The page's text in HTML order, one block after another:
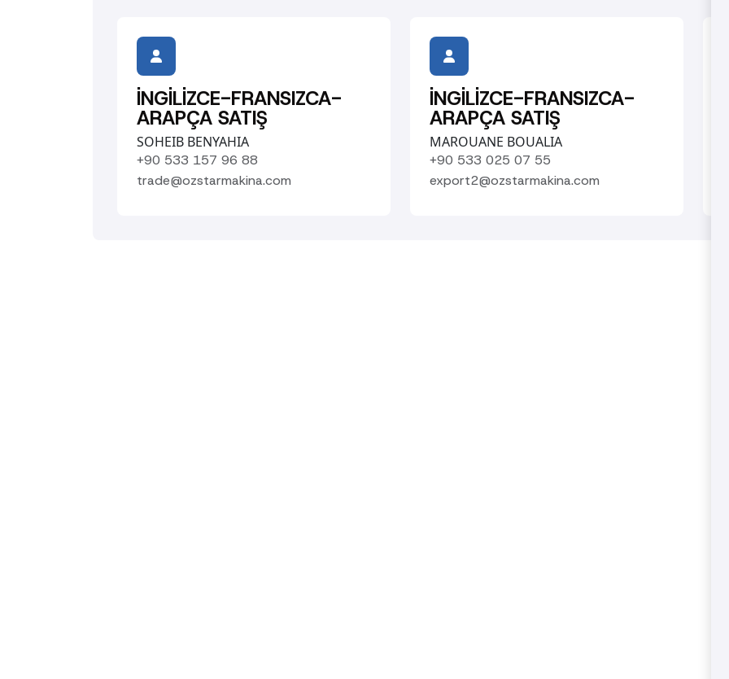
İNGİLİZCE-FRANSIZCA-
ARAPÇA SATIŞ
SOHEIB BENYAHIA
+90 533 157 96 88
trade@ozstarmakina.com
İNGİLİZCE-FRANSIZCA-
ARAPÇA SATIŞ
MAROUANE BOUALIA
+90 533 025 07 55
export2@ozstarmakina.com